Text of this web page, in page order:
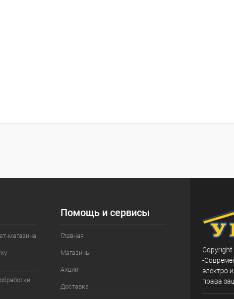
магазина
Помощь и сервисы
Главная
Магазины
Акции
Доставка
-
электро
права